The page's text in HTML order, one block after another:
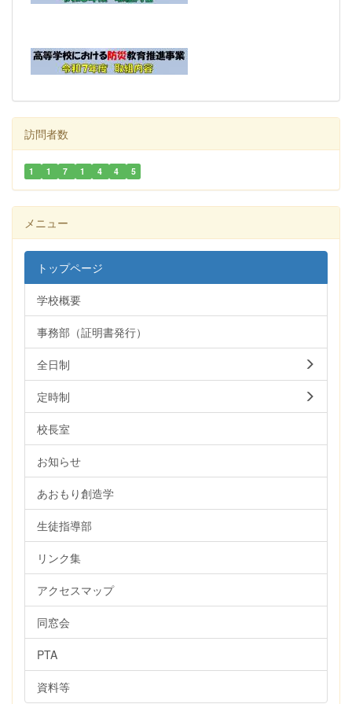
訪問者数
1 1 7 1 4 4 5
メニュー
トップページ
学校概要
事務部（証明書発行）
全日制
定時制
校長室
お知らせ
あおもり創造学
生徒指導部
リンク集
アクセスマップ
同窓会
PTA
資料等